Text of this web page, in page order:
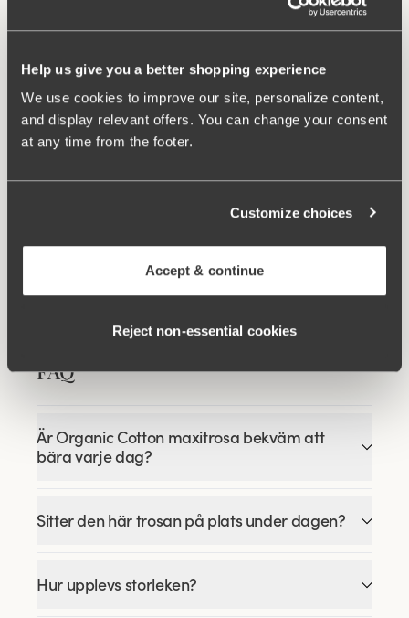
Help us give you a better shopping experience
We use cookies to improve our site, personalize content,
and display relevant offers. You can change your consent
at any time from the footer.
Customize choices
Accept & continue
Reject non‑essential cookies
Relaterade produkter
Viewing image 1 of 6
649 kr
bh
Broderie Anglaise bh
FAQ
Är Organic Cotton maxitrosa bekväm att
bära varje dag?
Sitter den här trosan på plats under dagen?
Hur upplevs storleken?